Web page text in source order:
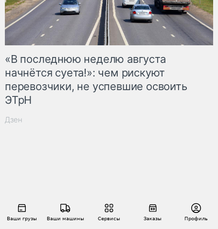
Ваши грузы Ваши машины Сервисы Заказы Профиль
«В последнюю неделю августа
начнётся суета!»: чем рискуют
перевозчики, не успевшие освоить
ЭТрН
Дзен